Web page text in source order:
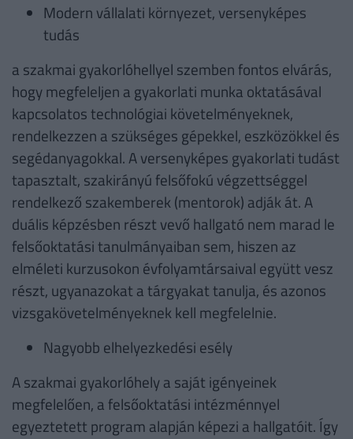
Modern vállalati környezet, versenyképes
tudás
a szakmai gyakorlóhellyel szemben fontos elvárás,
hogy megfeleljen a gyakorlati munka oktatásával
kapcsolatos technológiai követelményeknek,
rendelkezzen a szükséges gépekkel, eszközökkel és
segédanyagokkal. A versenyképes gyakorlati tudást
tapasztalt, szakirányú felsőfokú végzettséggel
rendelkező szakemberek (mentorok) adják át. A
duális képzésben részt vevő hallgató nem marad le
felsőoktatási tanulmányaiban sem, hiszen az
elméleti kurzusokon évfolyamtársaival együtt vesz
részt, ugyanazokat a tárgyakat tanulja, és azonos
vizsgakövetelményeknek kell megfelelnie.
Nagyobb elhelyezkedési esély
A szakmai gyakorlóhely a saját igényeinek
megfelelően, a felsőoktatási intézménnyel
egyeztetett program alapján képezi a hallgatóit. Így